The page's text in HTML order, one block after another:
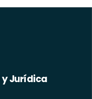
y Jurídica